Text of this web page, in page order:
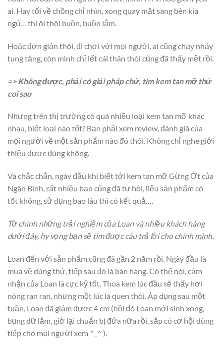
ai. Hay tối về chồng chỉ nhìn, xong quay mặt sang bên kia
ngủ… thì ôi thôi buồn, buồn lắm.
Hoặc đơn giản thôi, đi chơi với mọi người, ai cũng chạy nhảy
tung tăng, còn mình chỉ lết cái thân thôi cũng đã thấy mệt rồi.
=> Không được, phải có giải pháp chứ, tìm kem tan mỡ thử
coi sao
Nhưng trên thị trường có quá nhiều loại kem tan mỡ khác
nhau, biết loại nào tốt? Bạn phải xem review, đánh giá của
mọi người về một sản phẩm nào đó thôi. Không chỉ nghe giới
thiệu được đúng không.
Và chắc chắn, ngày đầu khi biết tới kem tan mỡ Gừng Ớt của
Ngân Bình, rất nhiều bạn cũng đã tự hỏi, liệu sản phẩm có
tốt không, sử dụng bao lâu thì có kết quả….
Từ chính những trải nghiệm của Loan và nhiều khách hàng
dưới đây, hy vọng bạn sẽ tìm được câu trả lời cho chính mình.
Loan đến với sản phẩm cũng đã gần 2 năm rồi. Ngày đầu là
mua về dùng thử, tiếp sau đó là bán hàng. Có thể nói, cảm
nhận của Loan là cực kỳ tốt. Thoa kem lúc đầu sẽ thấy hơi
nóng ran ran, nhưng một lúc là quen thôi. Áp dụng sau một
tuần, Loan đã giảm được 4 cm (hồi đó Loan mới sinh xong,
bụng dữ lắm, giờ lại chuẩn bị đứa nữa rồi, sắp có cơ hội dùng
tiếp cho mọi người xem ^_^ ).